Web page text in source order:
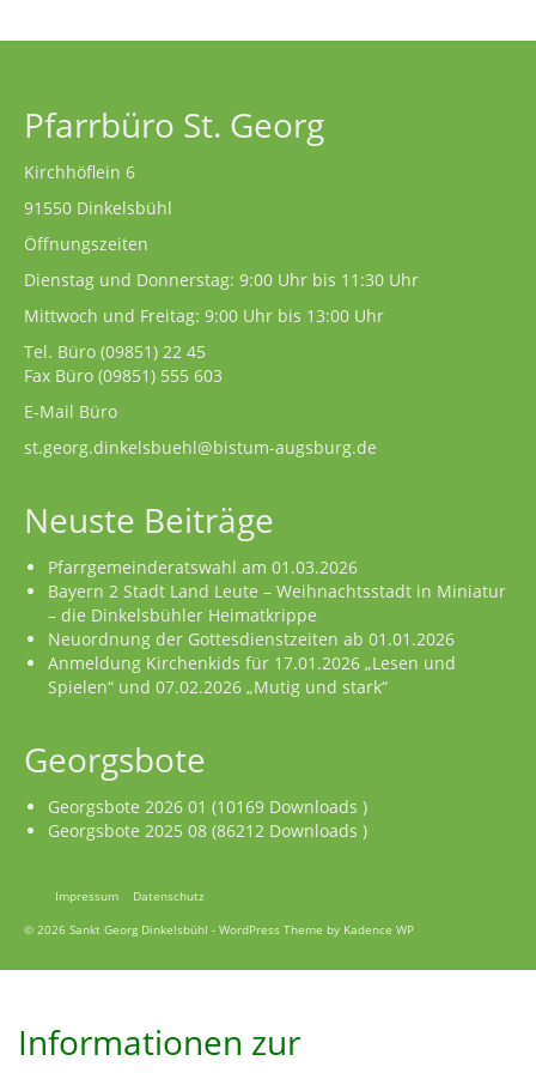
Pfarrbüro St. Georg
Kirchhöflein 6
91550 Dinkelsbühl
Öffnungszeiten
Dienstag und Donnerstag: 9:00 Uhr bis 11:30 Uhr
Mittwoch und Freitag: 9:00 Uhr bis 13:00 Uhr
Tel. Büro (09851) 22 45
Fax Büro (09851) 555 603
E-Mail Büro
st.georg.dinkelsbuehl@bistum-augsburg.de
Neuste Beiträge
Pfarrgemeinderatswahl am 01.03.2026
Bayern 2 Stadt Land Leute – Weihnachtsstadt in Miniatur
– die Dinkelsbühler Heimatkrippe
Neuordnung der Gottesdienstzeiten ab 01.01.2026
Anmeldung Kirchenkids für 17.01.2026 „Lesen und
Spielen“ und 07.02.2026 „Mutig und stark“
Georgsbote
Georgsbote 2026 01 (10169 Downloads )
Georgsbote 2025 08 (86212 Downloads )
Impressum
Datenschutz
© 2026 Sankt Georg Dinkelsbühl - WordPress Theme by Kadence WP
Informationen zur